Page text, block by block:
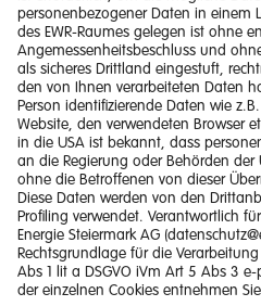
Impressum
Barrierefreiheitserklärung
Haftungsausschluss